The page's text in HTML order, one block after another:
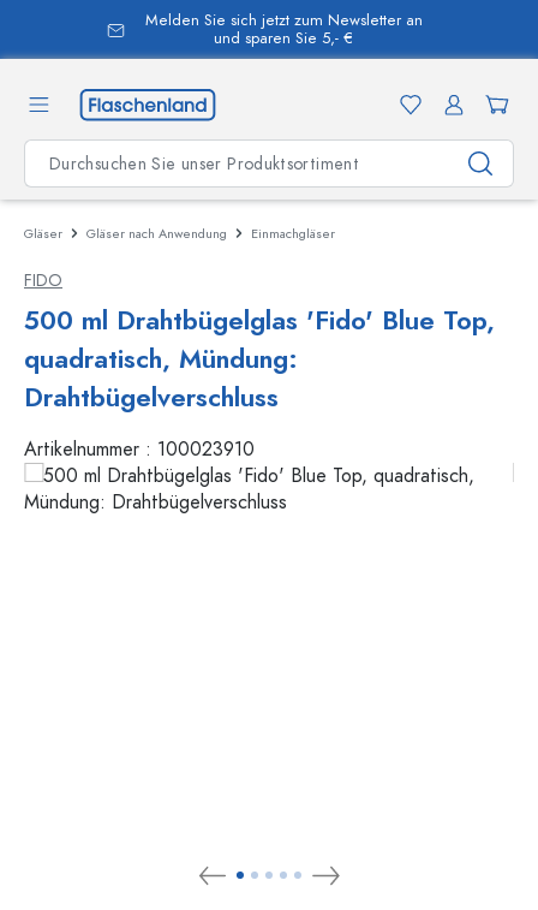
springen
Melden Sie sich jetzt zum Newsletter an
und sparen Sie 5,- €
Gläser Gläser nach Anwendung Einmachgläser
FIDO
500 ml Drahtbügelglas 'Fido' Blue Top,
quadratisch, Mündung:
Drahtbügelverschluss
Artikelnummer : 100023910